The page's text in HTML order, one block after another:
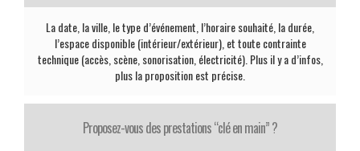
La date, la ville, le type d’événement, l’horaire souhaité, la durée,
l’espace disponible (intérieur/extérieur), et toute contrainte
technique (accès, scène, sonorisation, électricité). Plus il y a d’infos,
plus la proposition est précise.
Proposez-vous des prestations “clé en main” ?